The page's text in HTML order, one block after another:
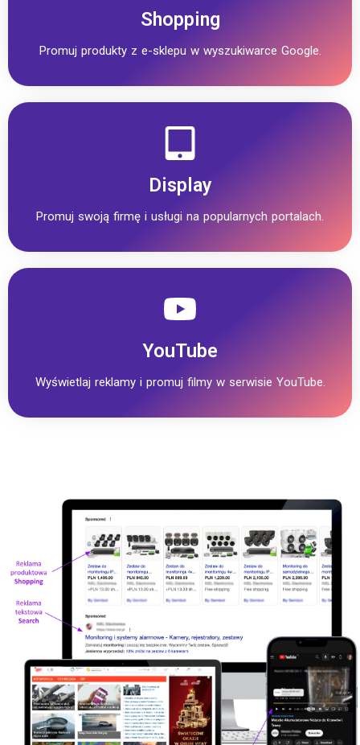
Shopping
Promuj produkty z e-sklepu w wyszukiwarce Google.
Display
Promuj swoją firmę i usługi na popularnych portalach.
YouTube
Wyświetlaj reklamy i promuj filmy w serwisie YouTube.